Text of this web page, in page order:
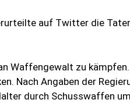
auf Twitter die
Waffengewalt zu kämpfen.
Nach Angaben der
durch Schusswaffen